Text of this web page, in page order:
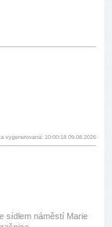
vygenerovaná: 10:00:18 09.08.2026
sídlem náměstí Marie